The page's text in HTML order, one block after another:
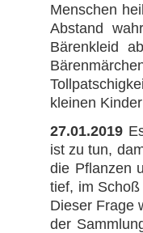
Menschen
Abstand
Bärenkleid
kleinen
27.01.2019
ist zu tun,
die Pflanzen
tief, im
Dieser Frage
der